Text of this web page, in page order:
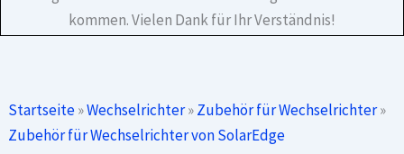
kommen. Vielen Dank für Ihr Verständnis!
Startseite»Wechselrichter»Zubehör für Wechselrichter»
Zubehör für Wechselrichter von SolarEdge